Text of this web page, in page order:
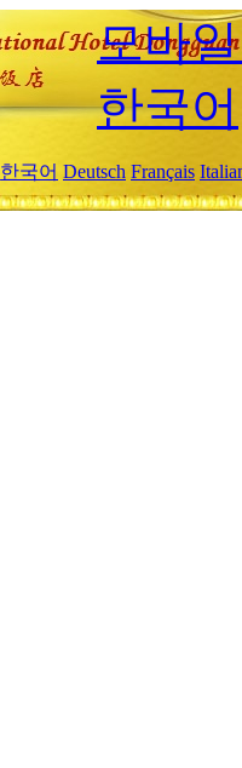
모바
한국어
한국어 Deutsch Français